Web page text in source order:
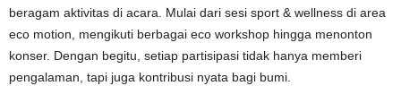
beragam aktivitas di acara. Mulai dari sesi sport & wellness di area
eco motion, mengikuti berbagai eco workshop hingga menonton
konser. Dengan begitu, setiap partisipasi tidak hanya memberi
pengalaman, tapi juga kontribusi nyata bagi bumi.